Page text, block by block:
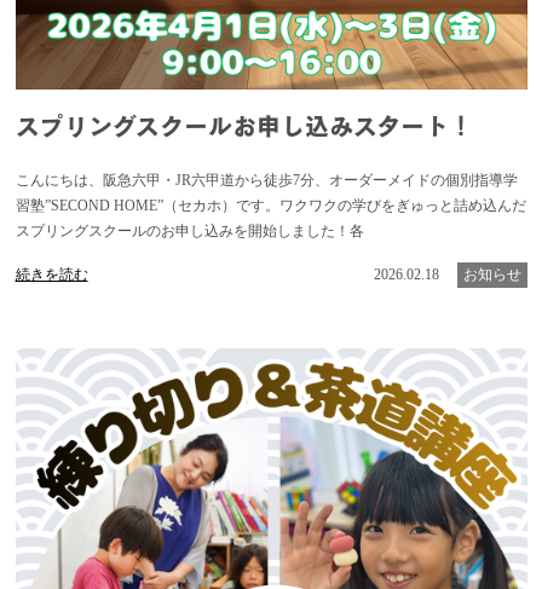
スプリングスクールお申し込みスタート！
こんにちは、阪急六甲・JR六甲道から徒歩7分、オーダーメイドの個別指導学
習塾”SECOND HOME”（セカホ）です。ワクワクの学びをぎゅっと詰め込んだ
スプリングスクールのお申し込みを開始しました！各
続きを読む 2026.02.18 お知らせ